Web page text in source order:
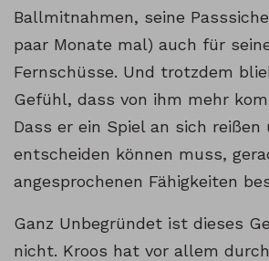
Ballmitnahmen, seine
paar Monate mal) auch für
Fernschüsse. Und trotzdem
Gefühl, dass von ihm mehr
Dass er ein Spiel an sich reißen
entscheiden können muss,
angesprochenen Fähigkeiten
Ganz Unbegründet ist dieses
nicht. Kroos hat vor allem